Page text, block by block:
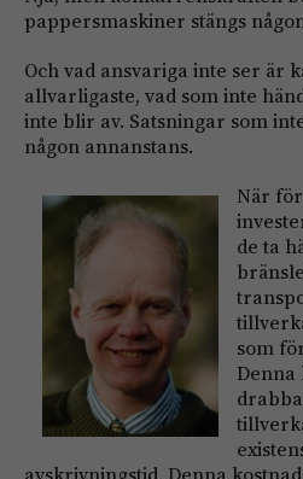
pappersmaskiner stängs
Och vad ansvariga inte ser är
allvarligaste, vad som inte
inte blir av. Satsningar som
någon annanstans.
När
de ta
som
Denna